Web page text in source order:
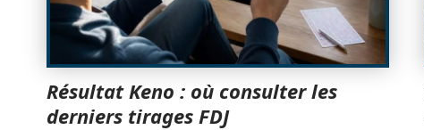
Résultat Keno : où consulter les
derniers tirages FDJ